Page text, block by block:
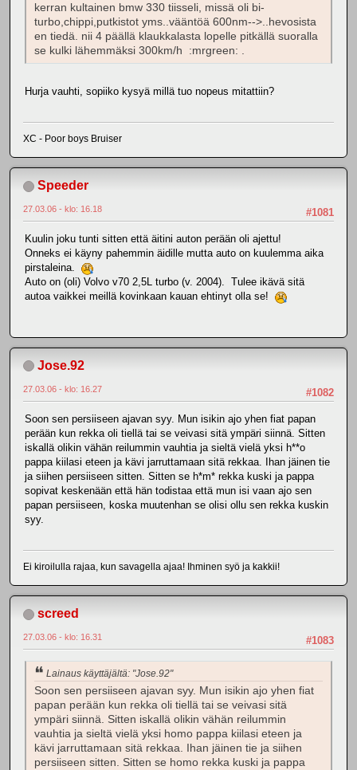
kerran kultainen bmw 330 tiisseli, missä oli bi-
turbo,chippi,putkistot yms..vääntöä 600nm-->..hevosista
en tiedä. nii 4 päällä klaukkalasta lopelle pitkällä suoralla
se kulki lähemmäksi 300km/h :mrgreen: .
Hurja vauhti, sopiiko kysyä millä tuo nopeus mitattiin?
XC - Poor boys Bruiser
Speeder
#1081
27.03.06 - klo: 16.18
Kuulin joku tunti sitten että äitini auton perään oli ajettu!
Onneks ei käyny pahemmin äidille mutta auto on kuulemma aika
pirstaleina.
Auto on (oli) Volvo v70 2,5L turbo (v. 2004). Tulee ikävä sitä
autoa vaikkei meillä kovinkaan kauan ehtinyt olla se!
Jose.92
#1082
27.03.06 - klo: 16.27
Soon sen persiiseen ajavan syy. Mun isikin ajo yhen fiat papan
perään kun rekka oli tiellä tai se veivasi sitä ympäri siinnä. Sitten
iskallä olikin vähän reilummin vauhtia ja sieltä vielä yksi h**o
pappa kiilasi eteen ja kävi jarruttamaan sitä rekkaa. Ihan jäinen tie
ja siihen persiiseen sitten. Sitten se h*m* rekka kuski ja pappa
sopivat keskenään että hän todistaa että mun isi vaan ajo sen
papan persiiseen, koska muutenhan se olisi ollu sen rekka kuskin
syy.
Ei kiroilulla rajaa, kun savagella ajaa! Ihminen syö ja kakkii!
screed
#1083
27.03.06 - klo: 16.31
Lainaus käyttäjältä: "Jose.92"
Soon sen persiiseen ajavan syy. Mun isikin ajo yhen fiat
papan perään kun rekka oli tiellä tai se veivasi sitä
ympäri siinnä. Sitten iskallä olikin vähän reilummin
vauhtia ja sieltä vielä yksi homo pappa kiilasi eteen ja
kävi jarruttamaan sitä rekkaa. Ihan jäinen tie ja siihen
persiiseen sitten. Sitten se homo rekka kuski ja pappa